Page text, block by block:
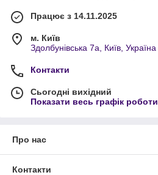
Працює з 14.11.2025
м. Київ
Здолбунівська 7а, Київ, Україна
Контакти
Сьогодні вихідний
Показати весь графік роботи
Про нас
Контакти